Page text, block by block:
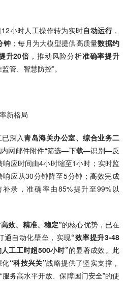
小时人工操作转为实时自动运行，
钟 ；每月为大模型提供高质量数据约
升20倍 ，推动风险分析准确率提升
管、智慧防控”。
新格局
深入青岛海关办公室、综合业务二
内网邮件附件“筛选—下载—识别—反
应时间由4小时缩至1小时；实时监
应从30分钟降至5分钟；高效完成
录，准确率由85%提升至99%以
高效、精准、稳定”的核心优势，已在
通自动化壁垒，实现“效率提升3-48
工工时超500小时”的显著成效。此
化“科技兴关”战略提供了坚实支撑，
务高水平开放、保障国门安全”的使